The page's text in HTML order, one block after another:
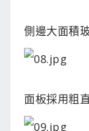
側邊大面積
面板採用粗